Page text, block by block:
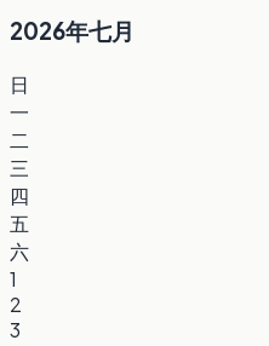
2026年七月
日
一
二
三
四
五
六
1
2
3